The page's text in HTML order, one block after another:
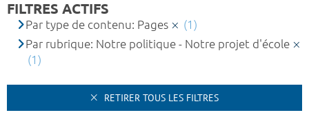
FILTRES ACTIFS
Par type de contenu: Pages
(1)
Par rubrique: Notre politique - Notre projet d'école
(1)
RETIRER TOUS LES FILTRES